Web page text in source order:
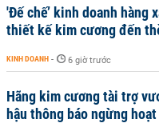
'Đế chế’ kinh doanh hàng
thiết kế kim cương đến
KINH DOANH - 6 giờ trước
Hãng kim cương tài trợ
hậu thông báo ngừng